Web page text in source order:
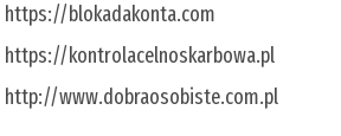
https://blokadakonta.com
https://kontrolacelnoskarbowa.pl
http://www.dobraosobiste.com.pl